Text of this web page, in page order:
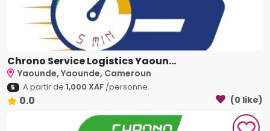
Chrono Service Logistics Yaoun...
Yaounde, Yaounde, Cameroun
5 A partir de 1,000 XAF/personne.
0.0 (0 like)